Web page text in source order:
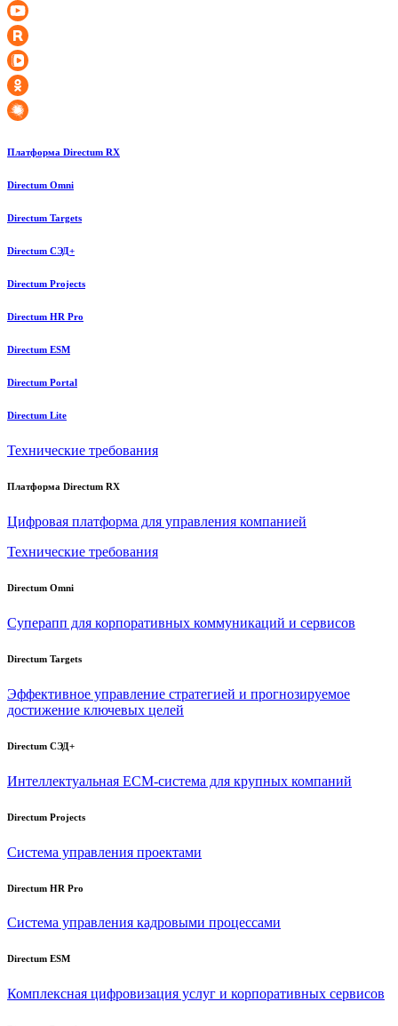
Платформа Directum RX
Directum Omni
Directum Targets
Directum СЭД+
Directum Projects
Directum HR Pro
Directum ESM
Directum Portal
Directum Lite
Технические требования
Платформа Directum RX
Цифровая платформа для управления компанией
Технические требования
Directum Omni
Суперапп для корпоративных коммуникаций и сервисов
Directum Targets
Эффективное управление стратегией и прогнозируемое
достижение ключевых целей
Directum СЭД+
Интеллектуальная ECM-система для крупных компаний
Directum Projects
Система управления проектами
Directum HR Pro
Система управления кадровыми процессами
Directum ESM
Комплексная цифровизация услуг и корпоративных сервисов